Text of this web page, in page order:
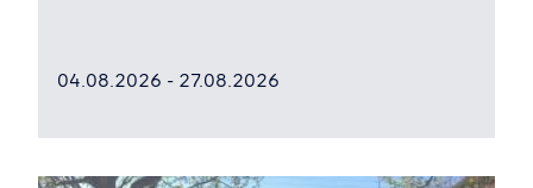
04.08.2026 - 27.08.2026